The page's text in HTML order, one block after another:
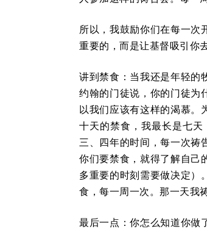
所以，我鼓励你们在每一次
重要的，而是让基督吸引你
讲到禁食：当我还是年轻的
约翰的门徒说，你的门徒为
以我们应该有这样的渴慕。
十天的禁食，我最长是七
三、四年的时间，每一次祷
你们要禁食，就得了解自己
多重要的时刻需要做决定）
食，每一周一次。那一天我
最后一点：你怎么知道你做